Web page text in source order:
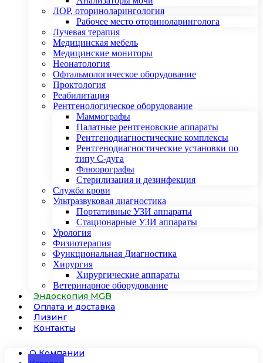
ЛОР, оториноларингология
Рабочее место оториноларинголога
Лучевая терапия
Медицинская мебель
Медицинские мониторы
Неонатология
Офтальмологическое оборудование
Проктология
Реабилитация
Рентгенологическое оборудование
Маммографы
Палатные рентгеновские аппараты
Рентгенодиагностические комплексы
Рентгенодиагностические установки по
типу С-дуга
Флюорографы
Стерилизация и дезинфекция
Служба крови
Ультразвуковая диагностика
Портативные УЗИ аппараты
Стационарные УЗИ аппараты
Урология
Физиотерапия
Функциональная Диагностика
Хирургия
Хирургические аппараты
Ветеринарное оборудование
Эндоскопия MGB
Оплата и доставка
Лизинг
Контакты
О Компании